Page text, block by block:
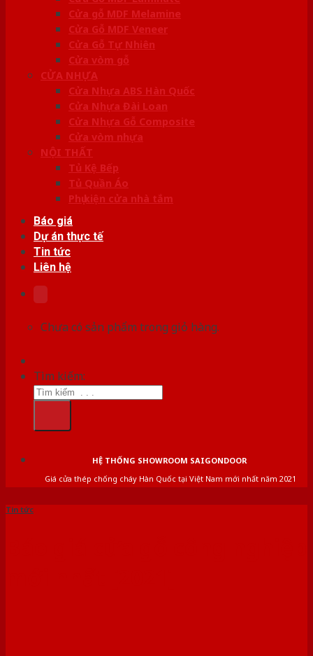
Cửa gỗ MDF Melamine
Cửa Gỗ MDF Veneer
Cửa Gỗ Tự Nhiên
Cửa vòm gỗ
CỬA NHỰA
Cửa Nhựa ABS Hàn Quốc
Cửa Nhựa Đài Loan
Cửa Nhựa Gỗ Composite
Cửa vòm nhựa
NỘI THẤT
Tủ Kệ Bếp
Tủ Quần Áo
Phụ kiện cửa nhà tắm
Báo giá
Dự án thực tế
Tin tức
Liên hệ
Chưa có sản phẩm trong giỏ hàng.
Tìm kiếm:
HỆ THỐNG SHOWROOM SAIGONDOOR
Giá cửa thép chống cháy Hàn Quốc tại Việt Nam mới nhất năm 2021
Tin tức